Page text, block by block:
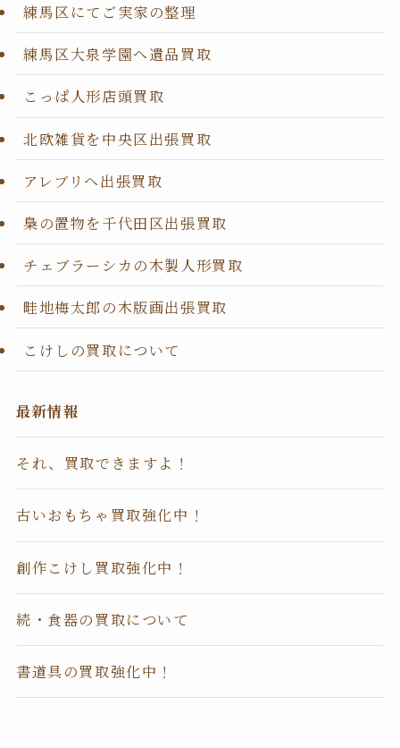
練馬区にてご実家の整理
練馬区大泉学園へ遺品買取
こっぱ人形店頭買取
北欧雑貨を中央区出張買取
アレブリヘ出張買取
梟の置物を千代田区出張買取
チェブラーシカの木製人形買取
畦地梅太郎の木版画出張買取
こけしの買取について
最新情報
それ、買取できますよ！
古いおもちゃ買取強化中！
創作こけし買取強化中！
続・食器の買取について
書道具の買取強化中！